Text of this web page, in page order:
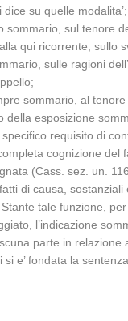
su quelle modalita’;
sommario, sul tenore
qui ricorrente, sullo
sulle ragioni
sommario, al tenore
esposizione
requisito di
cognizione
(Cass. sez. un.
di causa,
tale funzione,
l’indicazione
parte in
e’ fondata la